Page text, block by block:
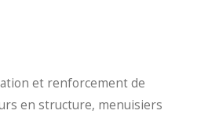
et renforcement de
en structure, menuisiers